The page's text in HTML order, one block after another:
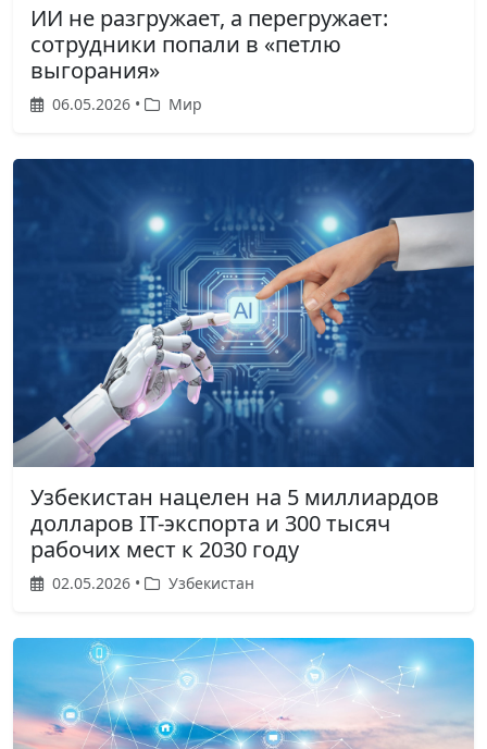
ИИ не разгружает, а перегружает:
сотрудники попали в «петлю
выгорания»
06.05.2026 • Мир
Узбекистан нацелен на 5 миллиардов
долларов IT-экспорта и 300 тысяч
рабочих мест к 2030 году
02.05.2026 • Узбекистан